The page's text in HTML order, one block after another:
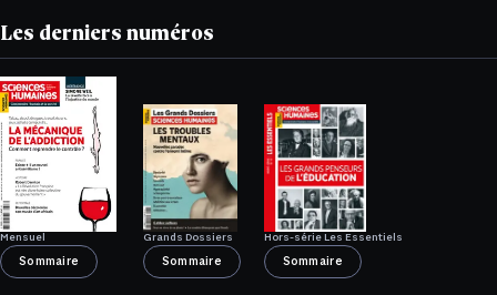
Les derniers numéros
Mensuel
Sommaire
Grands Dossiers
Sommaire
Hors-série Les Essentiels
Sommaire